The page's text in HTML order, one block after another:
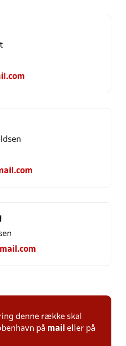
denne række skal
på mail eller på